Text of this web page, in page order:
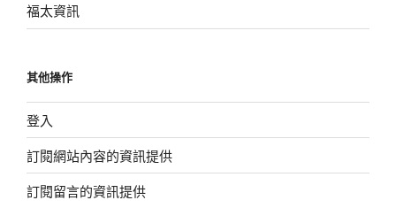
福太資訊
其他操作
登入
訂閱網站內容的資訊提供
訂閱留言的資訊提供